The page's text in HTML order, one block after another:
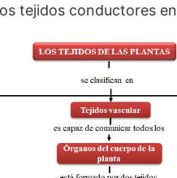
tejidos conductores en